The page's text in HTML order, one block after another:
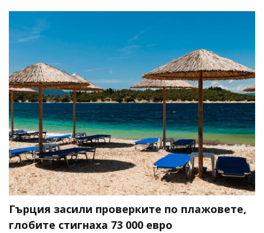
Гърция засили проверките по плажовете,
глобите стигнаха 73 000 евро